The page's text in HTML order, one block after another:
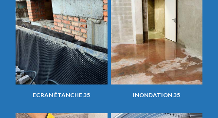
ECRAN ÉTANCHE 35 INONDATION 35